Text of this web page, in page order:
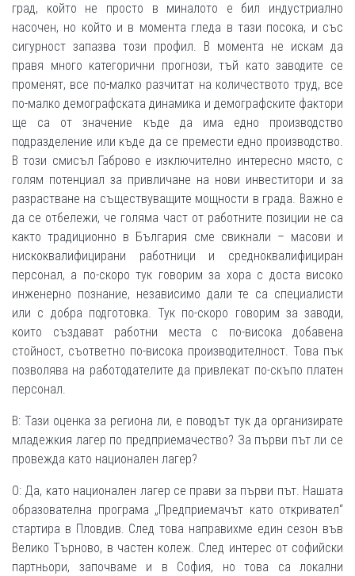
град, който не просто в миналото е бил индустриално
насочен, но който и в момента гледа в тази посока, и със
сигурност запазва този профил. В момента не искам да
правя много категорични прогнози, тъй като заводите се
променят, все по-малко разчитат на количеството труд, все
по-малко демографската динамика и демографските фактори
ще са от значение къде да има едно производство
подразделение или къде да се премести едно производство.
В този смисъл Габрово е изключително интересно място, с
голям потенциал за привличане на нови инвеститори и за
разрастване на съществуващите мощности в града. Важно е
да се отбележи, че голяма част от работните позиции не са
както традиционно в България сме свикнали – масови и
нискоквалифицирани работници и средноквалифициран
персонал, а по-скоро тук говорим за хора с доста високо
инженерно познание, независимо дали те са специалисти
или с добра подготовка. Тук по-скоро говорим за заводи,
които създават работни места с по-висока добавена
стойност, съответно по-висока производителност. Това пък
позволява на работодателите да привлекат по-скъпо платен
персонал.
В: Тази оценка за региона ли, е поводът тук да организирате
младежкия лагер по предприемачество? За първи път ли се
провежда като национален лагер?
О: Да, като национален лагер се прави за първи път. Нашата
образователна програма „Предприемачът като откривател“
стартира в Пловдив. След това направихме един сезон във
Велико Търново, в частен колеж. След интерес от софийски
партньори, започваме и в София, но това са локални